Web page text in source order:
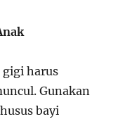
gigi harus
Gunakan
bayi